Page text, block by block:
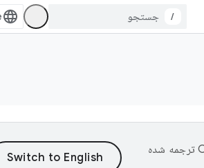
/
ترجمه شده